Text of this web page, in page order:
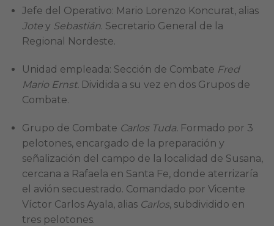
Jefe del Operativo: Mario Lorenzo Koncurat, alias
Jote y Sebastián. Secretario General de la
Regional Nordeste.
Unidad empleada: Sección de Combate Fred
Mario Ernst.Dividida a su vez en dos Grupos de
Combate.
Grupo de Combate Carlos Tuda. Formado por 3
pelotones, encargado de la preparación y
señalización del campo de la localidad de Susana,
cercana a Rafaela en Santa Fe, donde aterrizaría
el avión secuestrado. Comandado por Vicente
Víctor Carlos Ayala, alias Carlos, subdividido en
tres pelotones.